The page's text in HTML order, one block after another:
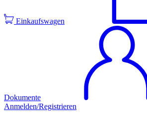
Einkaufswagen
Dokumente
Anmelden/Registrieren